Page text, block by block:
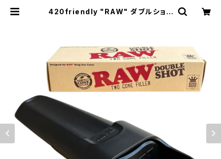
420friendly "RAW" ダブルショッ